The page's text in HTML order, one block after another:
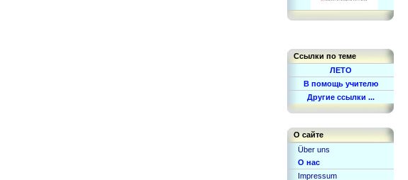
Ссылки по теме
ЛЕТО
В помощь учителю
Другие ссылки ...
О сайте
Über uns
О нас
Impressum